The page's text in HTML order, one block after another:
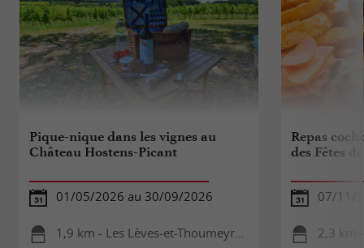
Pique-nique dans les vignes au
Château Hostens-Picant
01/05/2026 au 30/09/2026
1,9 km - Les Lèves-et-Thoumeyragues
Repas
des Fêtes
07/11/
2,3 km